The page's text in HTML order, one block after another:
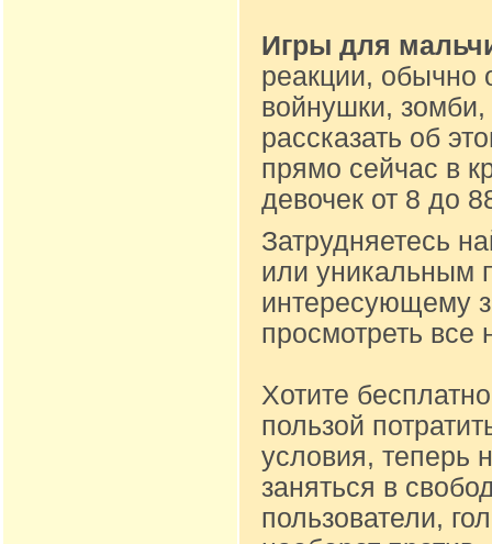
Игры для
реакции, обычно
войнушки, зомби,
рассказать об
прямо сейчас в
девочек от 8 до
Затрудняетесь
или уникальным
интересующему
просмотреть все
Хотите
пользой
условия, теперь
заняться в
пользователи,